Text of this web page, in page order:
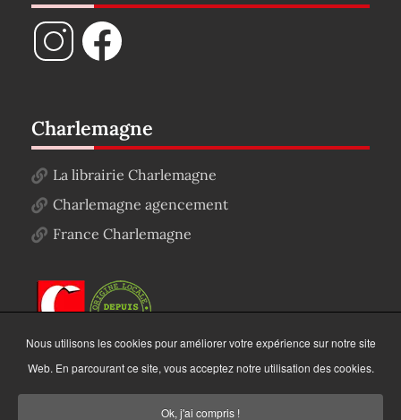
Charlemagne
La librairie Charlemagne
Charlemagne agencement
France Charlemagne
Nous utilisons les cookies pour améliorer votre expérience sur notre site
Web. En parcourant ce site, vous acceptez notre utilisation des cookies.
Ok, j'ai compris !